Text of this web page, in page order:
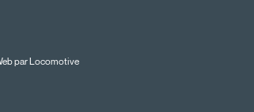
par Locomotive